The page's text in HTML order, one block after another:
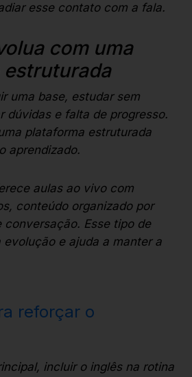
esse contato com a fala.
com uma
uma base, estudar sem
dúvidas e falta de progresso.
plataforma estruturada
aprendizado.
aulas ao vivo com
conteúdo organizado por
Esse tipo de
e ajuda a manter a
reforçar o
incluir o inglês na rotina